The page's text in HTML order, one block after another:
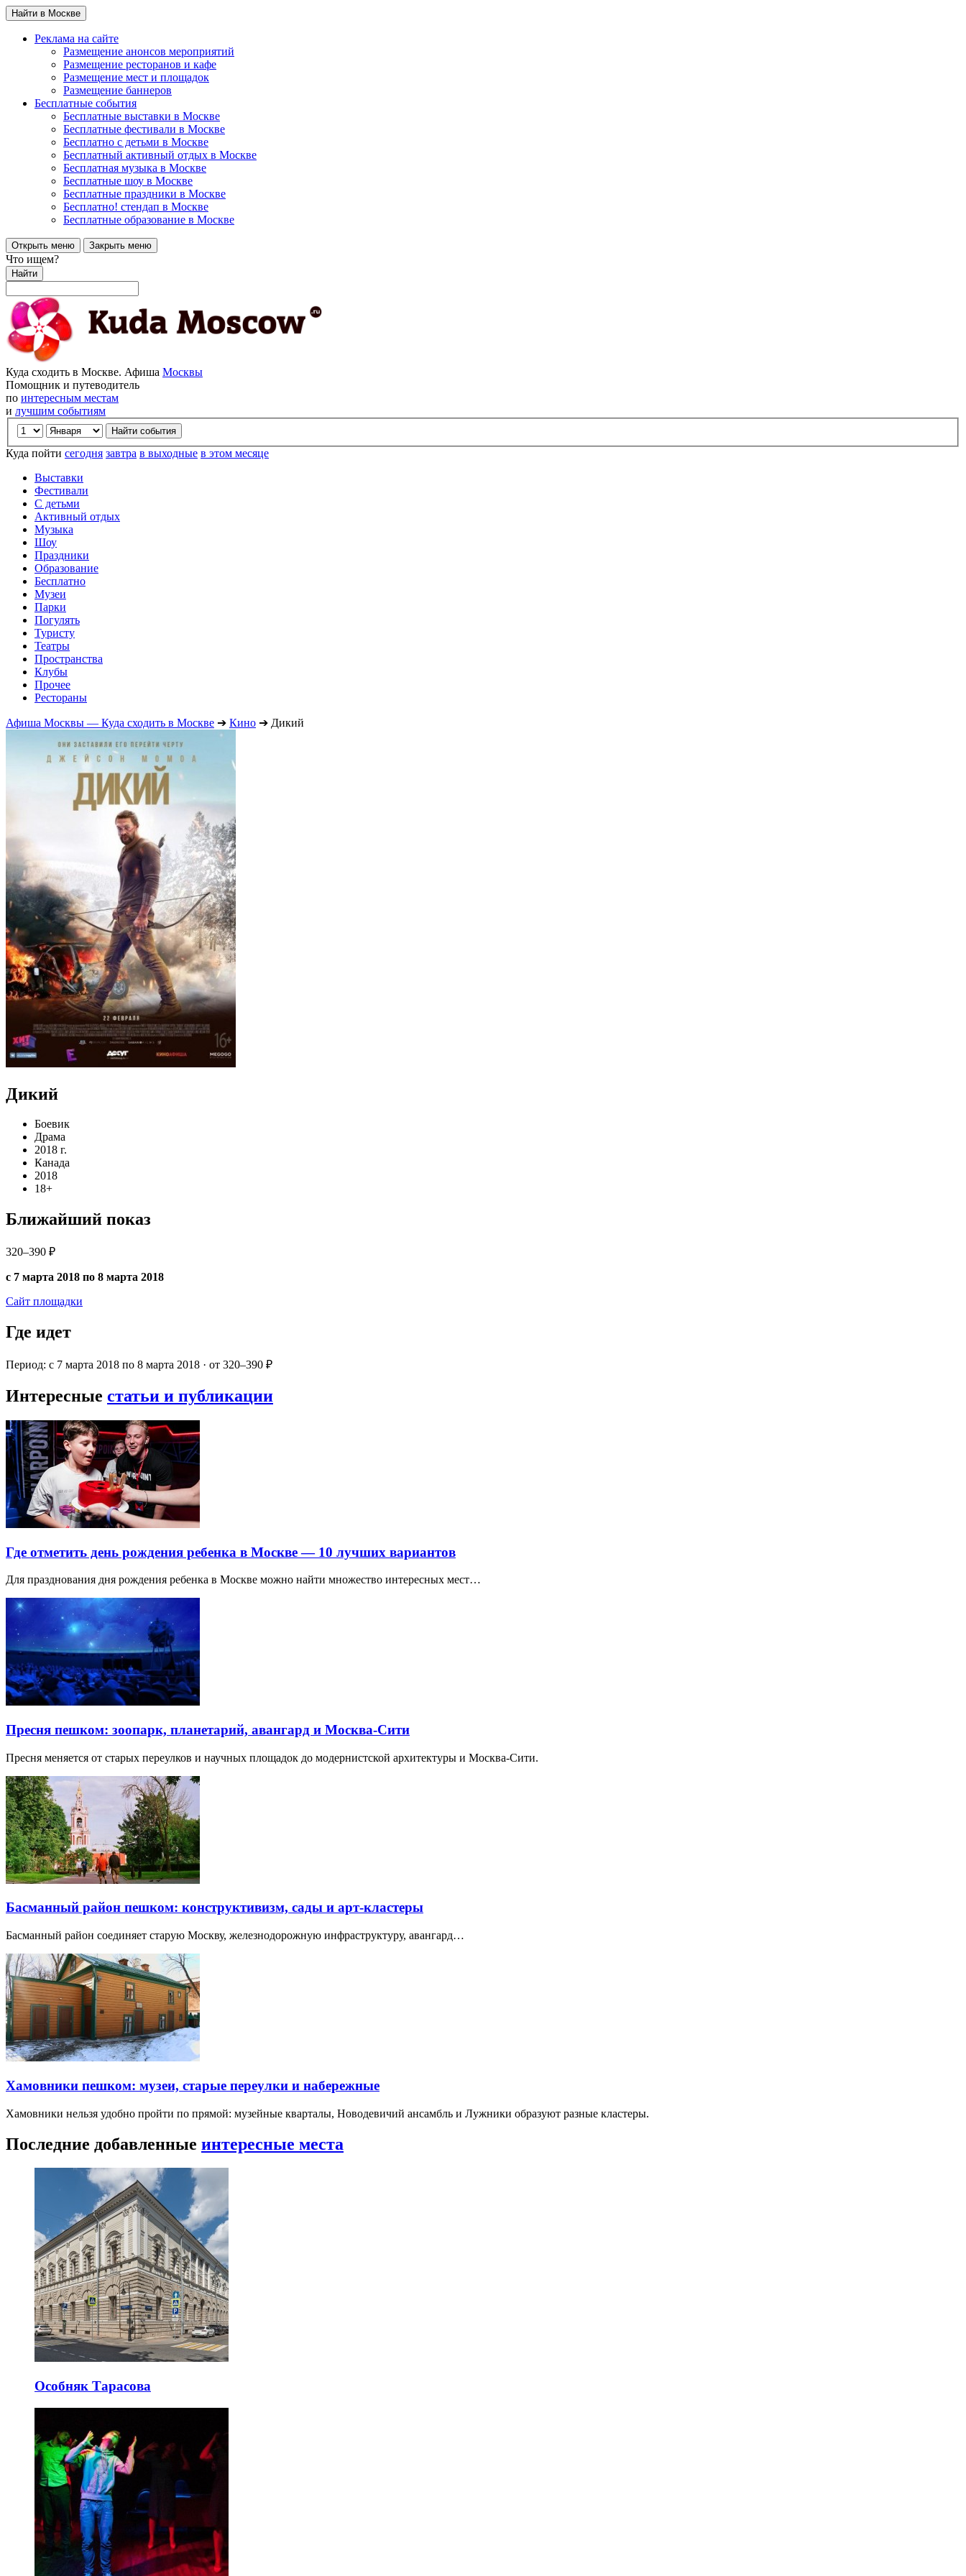
Найти в Москве
Реклама на сайте
Размещение анонсов мероприятий
Размещение ресторанов и кафе
Размещение мест и площадок
Размещение баннеров
Бесплатные события
Бесплатные выставки в Москве
Бесплатные фестивали в Москве
Бесплатно с детьми в Москве
Бесплатный активный отдых в Москве
Бесплатная музыка в Москве
Бесплатные шоу в Москве
Бесплатные праздники в Москве
Бесплатно! стендап в Москве
Бесплатные образование в Москве
Открыть меню Закрыть меню
Что ищем?
Найти
Куда сходить в Москве. Афиша Москвы
Помощник и путеводитель
по интересным местам
и лучшим событиям
Куда пойти сегодня завтра в выходные в этом месяце
Выставки
Фестивали
С детьми
Активный отдых
Музыка
Шоу
Праздники
Образование
Бесплатно
Музеи
Парки
Погулять
Туристу
Театры
Пространства
Клубы
Прочее
Рестораны
Афиша Москвы — Куда сходить в Москве ➔ Кино ➔ Дикий
Дикий
Боевик
Драма
2018 г.
Канада
2018
18+
Ближайший показ
320–390 ₽
с 7 марта 2018 по 8 марта 2018
Сайт площадки
Где идет
Период: с 7 марта 2018 по 8 марта 2018 · от 320–390 ₽
Интересные статьи и публикации
Где отметить день рождения ребенка в Москве — 10 лучших вариантов
Для празднования дня рождения ребенка в Москве можно найти множество интересных мест…
Пресня пешком: зоопарк, планетарий, авангард и Москва-Сити
Пресня меняется от старых переулков и научных площадок до модернистской архитектуры и Москва-Сити.
Басманный район пешком: конструктивизм, сады и арт-кластеры
Басманный район соединяет старую Москву, железнодорожную инфраструктуру, авангард…
Хамовники пешком: музеи, старые переулки и набережные
Хамовники нельзя удобно пройти по прямой: музейные кварталы, Новодевичий ансамбль и Лужники образуют разные кластеры.
Последние добавленные интересные места
Особняк Тарасова